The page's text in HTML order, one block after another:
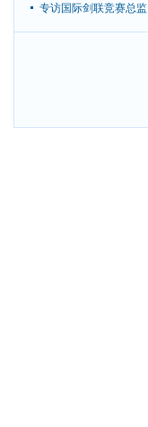
专访国际剑联竞赛总监